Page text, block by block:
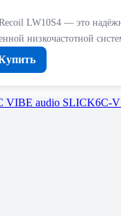
LW10S4 — это
низкочастотной